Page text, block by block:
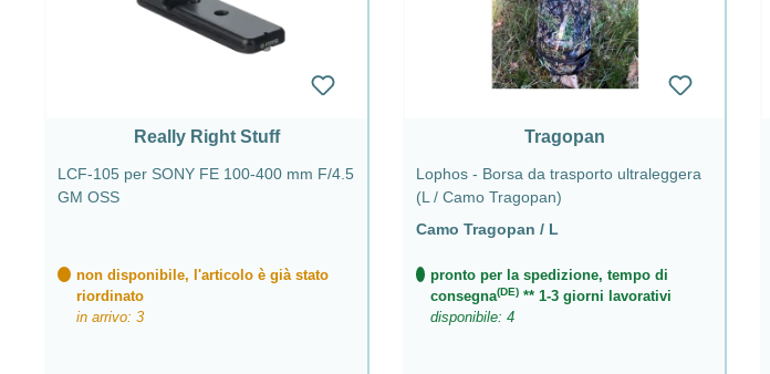
Really Right Stuff
LCF-105 per SONY FE 100-400 mm F/4.5
GM OSS
non disponibile, l'articolo è già stato
riordinato
in arrivo: 3
Tragopan
Lophos - Borsa da trasporto ultraleggera
(L / Camo Tragopan)
Camo Tragopan / L
pronto per la spedizione, tempo di
consegna(DE)** 1-3 giorni lavorativi
disponibile: 4